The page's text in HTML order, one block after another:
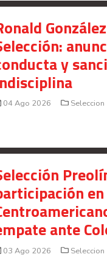
y
04 Ago 2026 Seleccion
en
ante
03 Ago 2026 Seleccion